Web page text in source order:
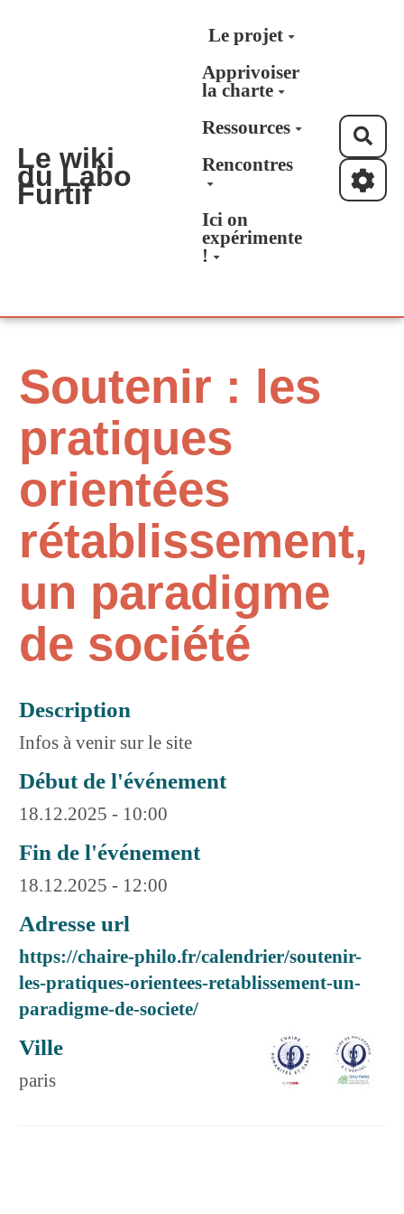
Aller au contenu principal
Le wiki
du Labo
Furtif
Le projet
Apprivoiser
la charte
Ressources
Rencontres
Ici on
expérimente
!
Soutenir : les
pratiques
orientées
rétablissement,
un paradigme
de société
Description
Infos à venir sur le site
Début de l'événement
18.12.2025 - 10:00
Fin de l'événement
18.12.2025 - 12:00
Adresse url
https://chaire-philo.fr/calendrier/soutenir-
les-pratiques-orientees-retablissement-un-
paradigme-de-societe/
Ville
paris